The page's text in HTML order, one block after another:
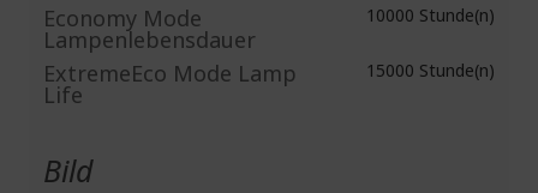
Economy Mode
Lampenlebensdauer
10000 Stunde(n)
ExtremeEco Mode Lamp
Life
15000 Stunde(n)
Bild